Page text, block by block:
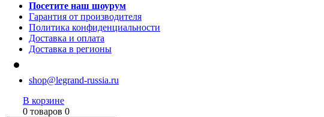
Посетите наш шоурум
Гарантия от производителя
Политика конфиденциальности
Доставка и оплата
Доставка в регионы
shop@legrand-russia.ru
В корзине
0 товаров 0